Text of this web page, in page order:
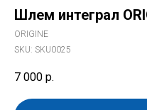
Шлем интеграл
ORIGINE
SKU: SKU0025
7 000 р.